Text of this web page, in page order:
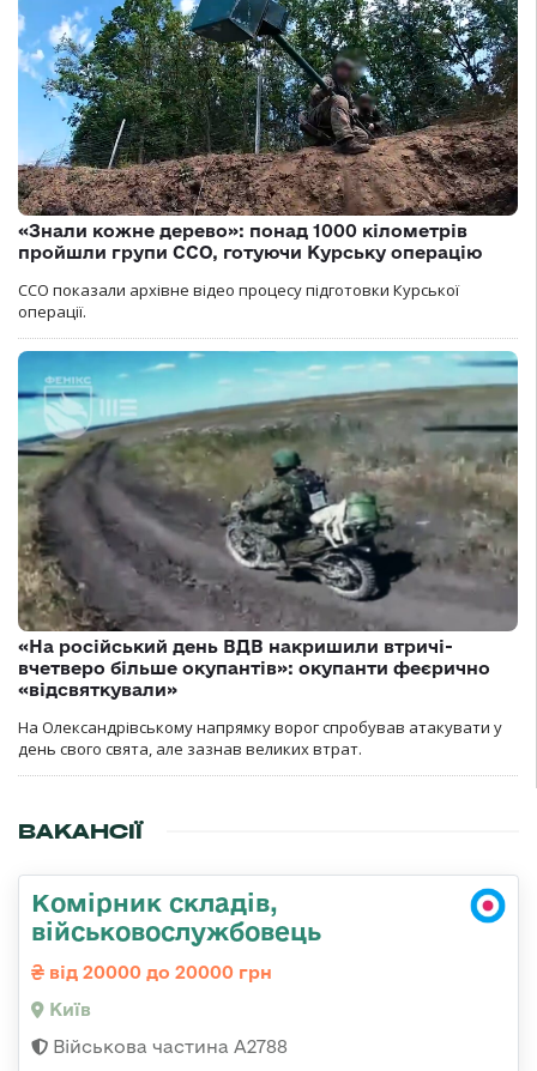
«Знали кожне дерево»: понад 1000 кілометрів
пройшли групи ССО, готуючи Курську операцію
ССО показали архівне відео процесу підготовки Курської
операції.
«На російський день ВДВ накришили втричі-
вчетверо більше окупантів»: окупанти феєрично
«відсвяткували»
На Олександрівському напрямку ворог спробував атакувати у
день свого свята, але зазнав великих втрат.
ВАКАНСІЇ
Комірник складів,
військовослужбовець
від 20000 до 20000 грн
Київ
Військова частина А2788